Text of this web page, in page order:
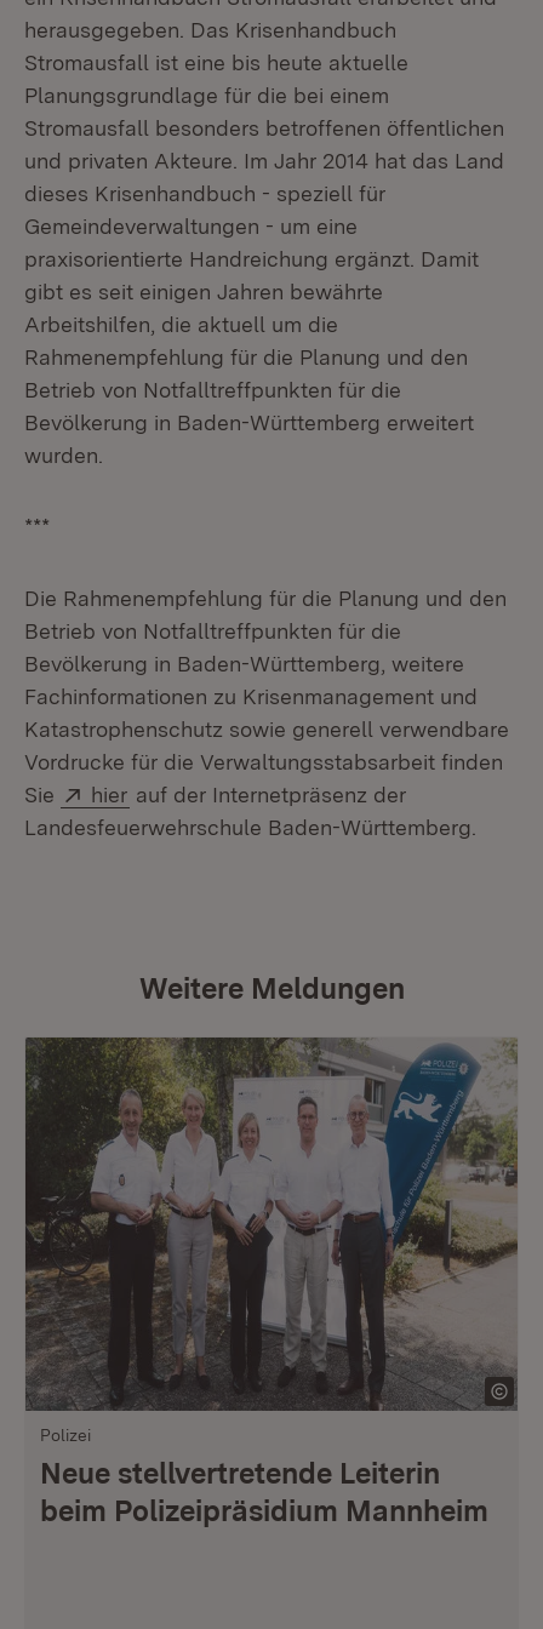
herausgegeben. Das Krisenhandbuch
Stromausfall ist eine bis heute aktuelle
Planungsgrundlage für die bei einem
Stromausfall besonders betroffenen öffentlichen
und privaten Akteure. Im Jahr 2014 hat das Land
dieses Krisenhandbuch - speziell für
Gemeindeverwaltungen - um eine
praxisorientierte Handreichung ergänzt. Damit
gibt es seit einigen Jahren bewährte
Arbeitshilfen, die aktuell um die
Rahmenempfehlung für die Planung und den
Betrieb von Notfalltreffpunkten für die
Bevölkerung in Baden-Württemberg erweitert
wurden.
***
Die Rahmenempfehlung für die Planung und den
Betrieb von Notfalltreffpunkten für die
Bevölkerung in Baden-Württemberg, weitere
Fachinformationen zu Krisenmanagement und
Katastrophenschutz sowie generell verwendbare
Vordrucke für die Verwaltungsstabsarbeit finden
Sie
Extern:
hier (Öffnet in neuem Fenster)
auf der Internetpräsenz der
Landesfeuerwehrschule Baden-Württemberg.
Weitere Meldungen
Polizei
Neue stellvertretende Leiterin
beim Polizeipräsidium Mannheim